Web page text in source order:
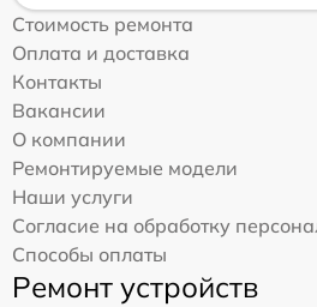
Стоимость ремонта
Оплата и доставка
Контакты
Вакансии
О компании
Ремонтируемые модели
Наши услуги
Согласие на обработку
Способы оплаты
Ремонт устройств